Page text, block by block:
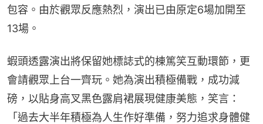
包容。由於觀眾反應熱烈，演出已由原定6場加開至
13場。
蝦頭透露演出將保留她標誌式的棟篤笑互動環節，更
會請觀眾上台一齊玩。她為演出積極備戰，成功減
磅，以貼身高叉黑色露肩裙展現健康美態，笑言：
「過去大半年積極為人生作好準備，努力追求身體健